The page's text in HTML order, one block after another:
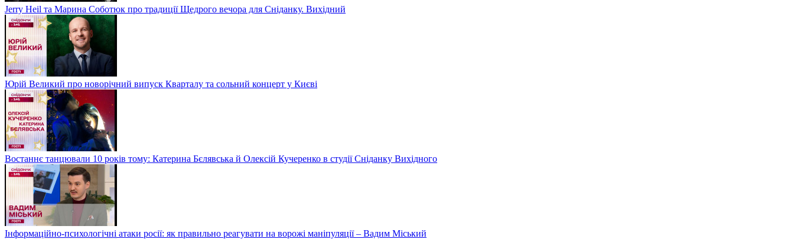
Jerry Heil та Марина Соботюк про традиції Щедрого вечора для Сніданку. Вихідний
Юрій Великий про новорічний випуск Кварталу та сольний концерт у Києві
Востаннє танцювали 10 років тому: Катерина Бєлявська й Олексій Кучеренко в студії Сніданку Вихідного
Інформаційно-психологічні атаки росії: як правильно реагувати на ворожі маніпуляції – Вадим Міський